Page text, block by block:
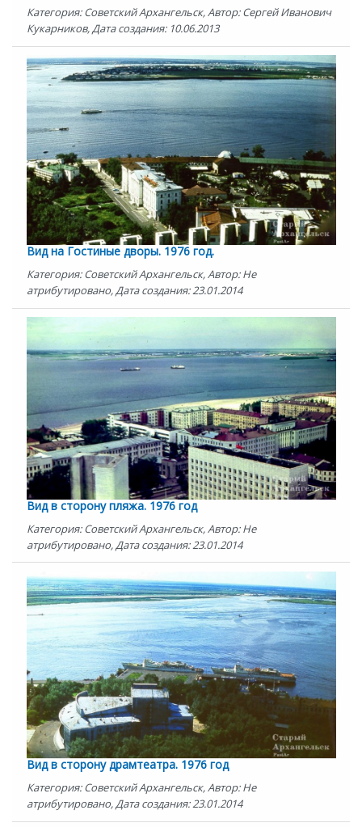
Категория: Советский Архангельск, Автор: Сергей Иванович
Кукарников, Дата создания: 10.06.2013
Вид на Гостиные дворы. 1976 год.
Категория: Советский Архангельск, Автор: Не
атрибутировано, Дата создания: 23.01.2014
Вид в сторону пляжа. 1976 год
Категория: Советский Архангельск, Автор: Не
атрибутировано, Дата создания: 23.01.2014
Вид в сторону драмтеатра. 1976 год
Категория: Советский Архангельск, Автор: Не
атрибутировано, Дата создания: 23.01.2014